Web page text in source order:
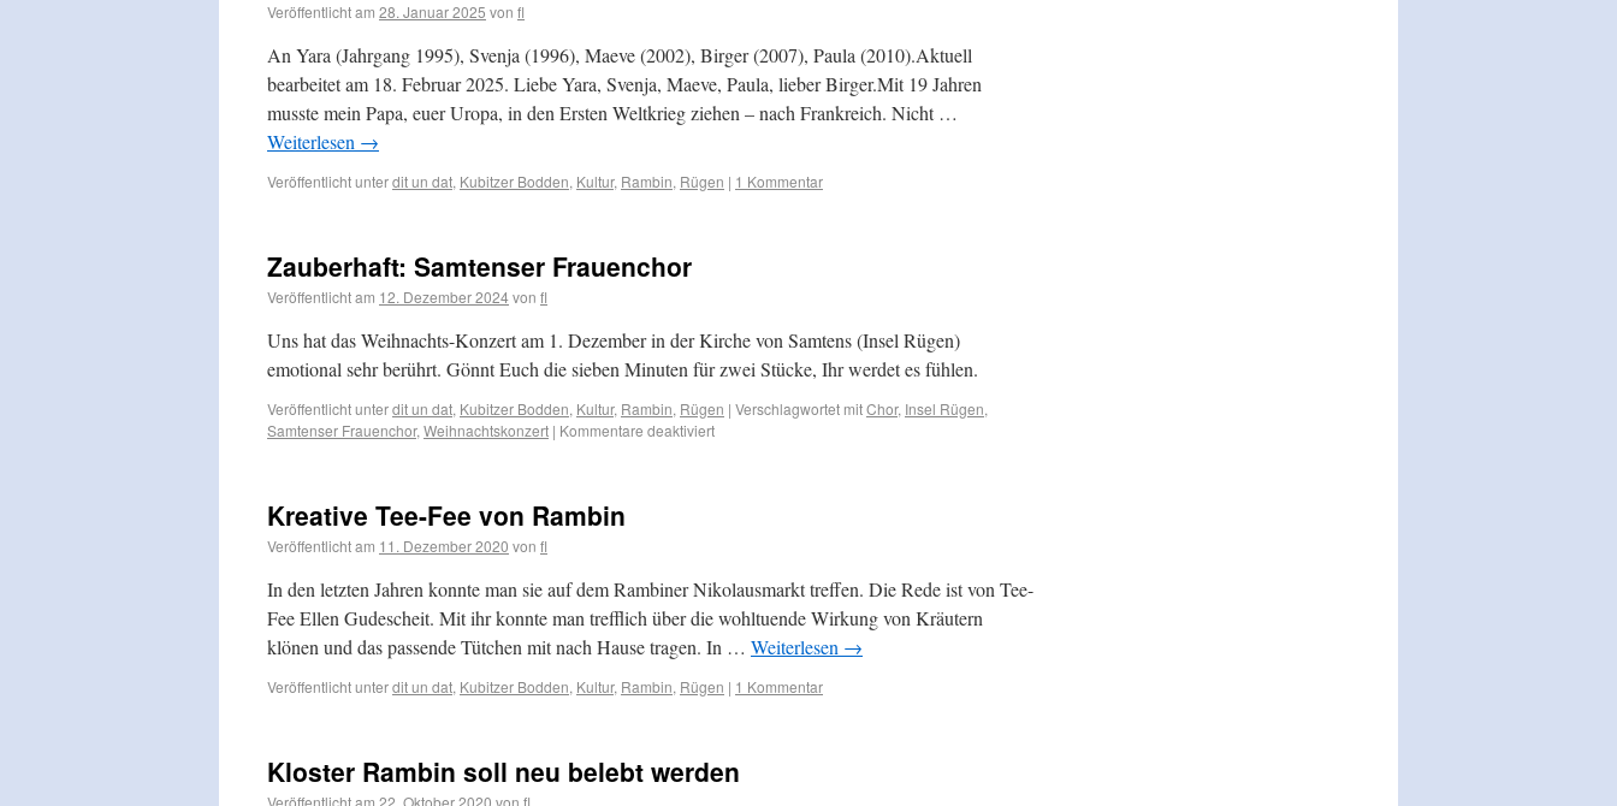
Veröffentlicht am 28. Januar 2025 von fl
An Yara (Jahrgang 1995), Svenja (1996), Maeve (2002), Birger (2007), Paula (2010).Aktuell
bearbeitet am 18. Februar 2025. Liebe Yara, Svenja, Maeve, Paula, lieber Birger.Mit 19 Jahren
musste mein Papa, euer Uropa, in den Ersten Weltkrieg ziehen – nach Frankreich. Nicht …
Weiterlesen →
Veröffentlicht unterdit un dat, Kubitzer Bodden, Kultur, Rambin, Rügen | 1 Kommentar
Zauberhaft: Samtenser Frauenchor
Veröffentlicht am 12. Dezember 2024von fl
Uns hat das Weihnachts-Konzert am 1. Dezember in der Kirche von Samtens (Insel Rügen)
emotional sehr berührt. Gönnt Euch die sieben Minuten für zwei Stücke, Ihr werdet es fühlen.
Veröffentlicht unterdit un dat, Kubitzer Bodden, Kultur, Rambin, Rügen | Verschlagwortet mitChor, Insel Rügen,
Samtenser Frauenchor, Weihnachtskonzert | Kommentare deaktiviert
Kreative Tee-Fee von Rambin
Veröffentlicht am 11. Dezember 2020 von fl
In den letzten Jahren konnte man sie auf dem Rambiner Nikolausmarkt treffen. Die Rede ist von Tee-
Fee Ellen Gudescheit. Mit ihr konnte man trefflich über die wohltuende Wirkung von Kräutern
klönen und das passende Tütchen mit nach Hause tragen. In … Weiterlesen →
Veröffentlicht unterdit un dat, Kubitzer Bodden, Kultur, Rambin, Rügen | 1 Kommentar
Kloster Rambin soll neu belebt werden
Veröffentlicht am 22. Oktober 2020 von fl